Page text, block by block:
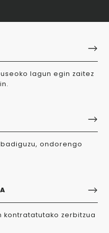
lagun egin zaitez
ondorengo
zerbitzua